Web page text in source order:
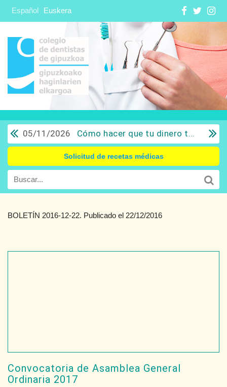
Español Euskera
05/11/2026 Cómo hacer que tu dinero trabaje para ti: Del ahorro a la inversión con sentido común.
Solicitud de recetas médicas
BOLETÍN 2016-12-22. Publicado el 22/12/2016
Convocatoria de Asamblea General
Ordinaria 2017